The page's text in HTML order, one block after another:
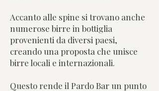
Accanto alle spine si trovano anche
numerose birre in bottiglia
provenienti da diversi paesi,
creando una proposta che unisce
birre locali e internazionali.
Questo rende il Pardo Bar un punto